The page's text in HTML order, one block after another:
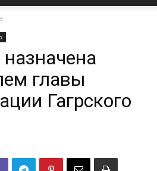
района
главы
Гагрского